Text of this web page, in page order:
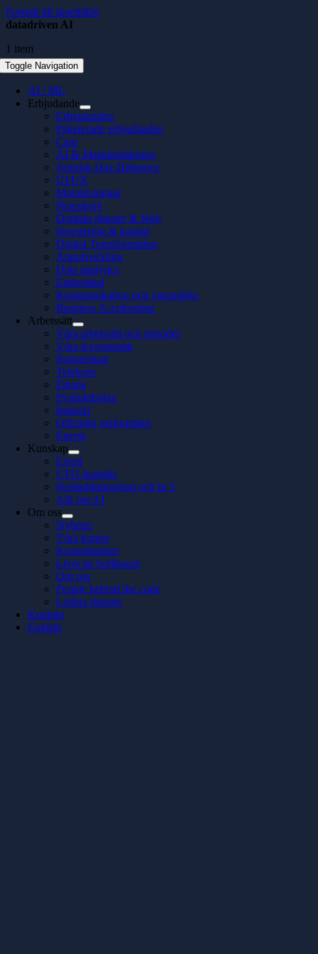
Fortsätt till innehållet
Toggle Navigation
AI / ML
Erbjudande
Erbjudanden
Paketerade erbjudanden
Case
AI & Maskininlärning
Teknisk Due Diligence
UI/UX
Molnlösningar
Nearshore
Digitala tjänster & Web
Investering & kapital
Digital Transformation
Apputveckling
Data analytics
Embedded
Kommunikation och varumärke
Business Acceleration
Arbetssätt
Våra arbetssätt och metoder
Våra leveranssätt
Partnerskap
Telekom
Finans
Produktbolag
Industri
Offentlig verksamhet
Energi
Kunskap
Event
CTO Insights
Nedladdningsbart och In 5
Allt om AI
Om oss
Nyheter
Våra kontor
Konsultquizet
Livet på Softhouse
Om oss
People behind the code
Lediga tjänster
Kontakt
English
datadriven AI
1 item